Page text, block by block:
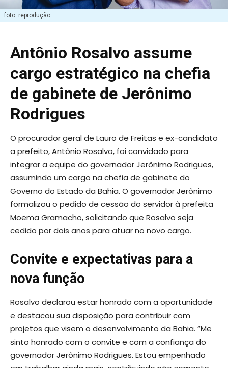
foto: reprodução
Antônio Rosalvo assume
cargo estratégico na chefia
de gabinete de Jerônimo
Rodrigues
O procurador geral de Lauro de Freitas e ex-candidato
a prefeito, Antônio Rosalvo, foi convidado para
integrar a equipe do governador Jerônimo Rodrigues,
assumindo um cargo na chefia de gabinete do
Governo do Estado da Bahia. O governador Jerônimo
formalizou o pedido de cessão do servidor à prefeita
Moema Gramacho, solicitando que Rosalvo seja
cedido por dois anos para atuar no novo cargo.
Convite e expectativas para a
nova função
Rosalvo declarou estar honrado com a oportunidade
e destacou sua disposição para contribuir com
projetos que visem o desenvolvimento da Bahia. “Me
sinto honrado com o convite e com a confiança do
governador Jerônimo Rodrigues. Estou empenhado